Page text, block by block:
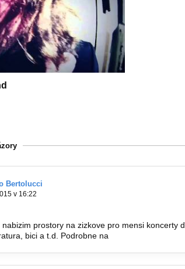
Bertolucci
v 16:22
prostory na zizkove pro mensi koncerty
bici a t.d. Podrobne na